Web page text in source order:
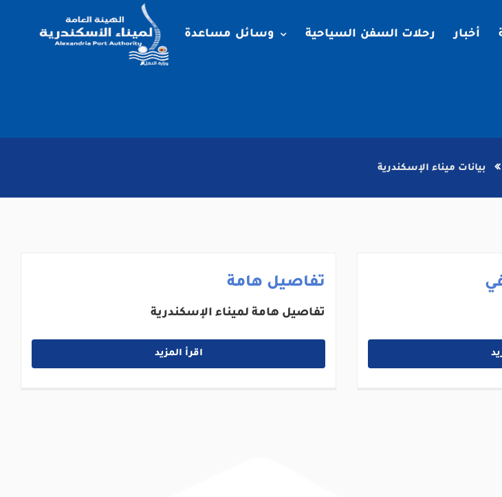
أخبار رحلات السفن السياحية وسائل مساعدة
بيانات ميناء الإسكندرية
تفاصيل هامة
تفاصيل هامة لميناء الإسكندرية
اقرأ المزيد